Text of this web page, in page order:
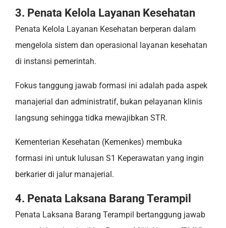
3. Penata Kelola Layanan Kesehatan
Penata Kelola Layanan Kesehatan berperan dalam
mengelola sistem dan operasional layanan kesehatan
di instansi pemerintah.
Fokus tanggung jawab formasi ini adalah pada aspek
manajerial dan administratif, bukan pelayanan klinis
langsung sehingga tidka mewajibkan STR.
Kementerian Kesehatan (Kemenkes) membuka
formasi ini untuk lulusan S1 Keperawatan yang ingin
berkarier di jalur manajerial.
4. Penata Laksana Barang Terampil
Penata Laksana Barang Terampil bertanggung jawab